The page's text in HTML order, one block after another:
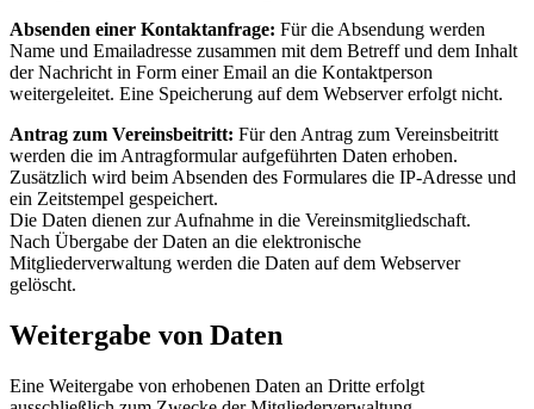
Absenden einer Kontaktanfrage: Für die Absendung werden
Name und Emailadresse zusammen mit dem Betreff und dem Inhalt
der Nachricht in Form einer Email an die Kontaktperson
weitergeleitet. Eine Speicherung auf dem Webserver erfolgt nicht.
Antrag zum Vereinsbeitritt: Für den Antrag zum Vereinsbeitritt
werden die im Antragformular aufgeführten Daten erhoben.
Zusätzlich wird beim Absenden des Formulares die IP-Adresse und
ein Zeitstempel gespeichert.
Die Daten dienen zur Aufnahme in die Vereinsmitgliedschaft.
Nach Übergabe der Daten an die elektronische
Mitgliederverwaltung werden die Daten auf dem Webserver
gelöscht.
Weitergabe von Daten
Eine Weitergabe von erhobenen Daten an Dritte erfolgt